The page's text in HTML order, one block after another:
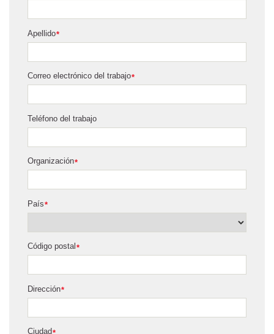
*
Apellido
*
Correo electrónico del trabajo
Teléfono del trabajo
*
Organización
*
País
*
Código postal
*
Dirección
Ciudad